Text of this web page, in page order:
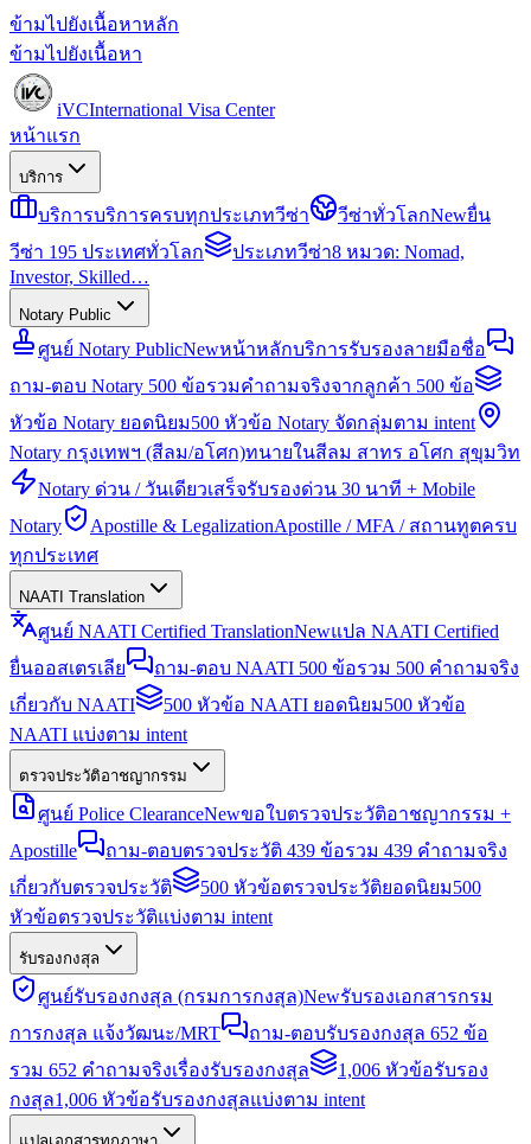
ข้ามไปยังเนื้อหาหลัก
ข้ามไปยังเนื้อหา
iVCInternational Visa Center
หน้าแรก
บริการ
บริการบริการครบทุกประเภทวีซ่า วีซ่าทั่วโลกNewยื่น
วีซ่า 195 ประเทศทั่วโลก
ประเภทวีซ่า8 หมวด: Nomad,
Investor, Skilled…
Notary Public
ศูนย์ Notary PublicNewหน้าหลักบริการรับรองลายมือชื่อ
ถาม-ตอบ Notary 500 ข้อรวมคำถามจริงจากลูกค้า 500 ข้อ
หัวข้อ Notary ยอดนิยม500 หัวข้อ Notary จัดกลุ่มตาม intent
Notary กรุงเทพฯ (สีลม/อโศก)ทนายในสีลม สาทร อโศก สุขุมวิท
Notary ด่วน / วันเดียวเสร็จรับรองด่วน 30 นาที + Mobile
Notary
Apostille & LegalizationApostille / MFA / สถานทูตครบ
ทุกประเทศ
NAATI Translation
ศูนย์ NAATI Certified TranslationNewแปล NAATI Certified
ยื่นออสเตรเลีย
ถาม-ตอบ NAATI 500 ข้อรวม 500 คำถามจริง
เกี่ยวกับ NAATI
500 หัวข้อ NAATI ยอดนิยม500 หัวข้อ
NAATI แบ่งตาม intent
ตรวจประวัติอาชญากรรม
ศูนย์ Police ClearanceNewขอใบตรวจประวัติอาชญากรรม +
Apostille
ถาม-ตอบตรวจประวัติ 439 ข้อรวม 439 คำถามจริง
เกี่ยวกับตรวจประวัติ
500 หัวข้อตรวจประวัติยอดนิยม500
หัวข้อตรวจประวัติแบ่งตาม intent
รับรองกงสุล
ศูนย์รับรองกงสุล (กรมการกงสุล)Newรับรองเอกสารกรม
การกงสุล แจ้งวัฒนะ/MRT
ถาม-ตอบรับรองกงสุล 652 ข้อ
รวม 652 คำถามจริงเรื่องรับรองกงสุล
1,006 หัวข้อรับรอง
กงสุล1,006 หัวข้อรับรองกงสุลแบ่งตาม intent